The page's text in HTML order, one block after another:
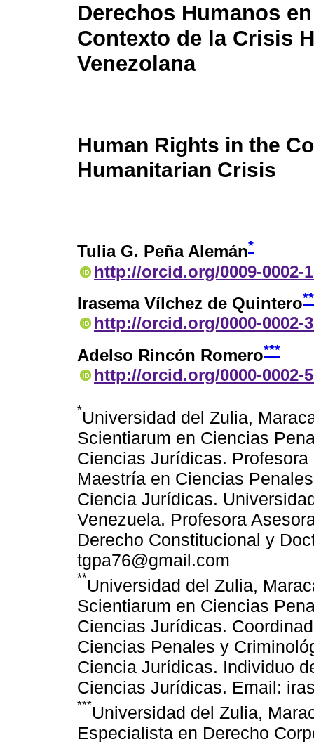
Derechos Humanos
Contexto de la Crisis
Venezolana
Human Rights in the
Humanitarian Crisis
Tulia G. Peña Alemán*
http://orcid.org/0009-0002-
Irasema Vílchez de Quintero**
http://orcid.org/0000-0002-
Adelso Rincón Romero***
http://orcid.org/0000-0002-
*Universidad del Zulia,
Scientiarum en Ciencias
Ciencias Jurídicas.
Maestría en Ciencias
Ciencia Jurídicas.
Venezuela. Profesora
Derecho Constitucional y
tgpa76@gmail.com
**Universidad del Zulia,
Scientiarum en Ciencias
Ciencias Jurídicas.
Ciencias Penales y
Ciencia Jurídicas. Individuo
Ciencias Jurídicas. Email:
***Universidad del Zulia,
Especialista en Derecho